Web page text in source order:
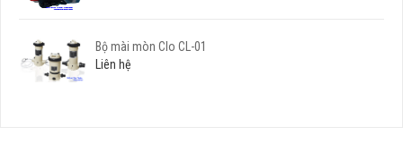
Bộ mài mòn Clo CL-01
Liên hệ